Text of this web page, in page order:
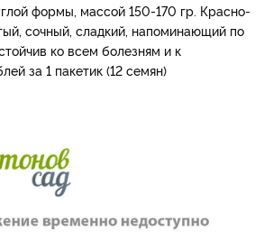
формы, массой 150-170 гр. Красно-
сочный, сладкий, напоминающий по
ко всем болезням и к
за 1 пакетик (12 семян)